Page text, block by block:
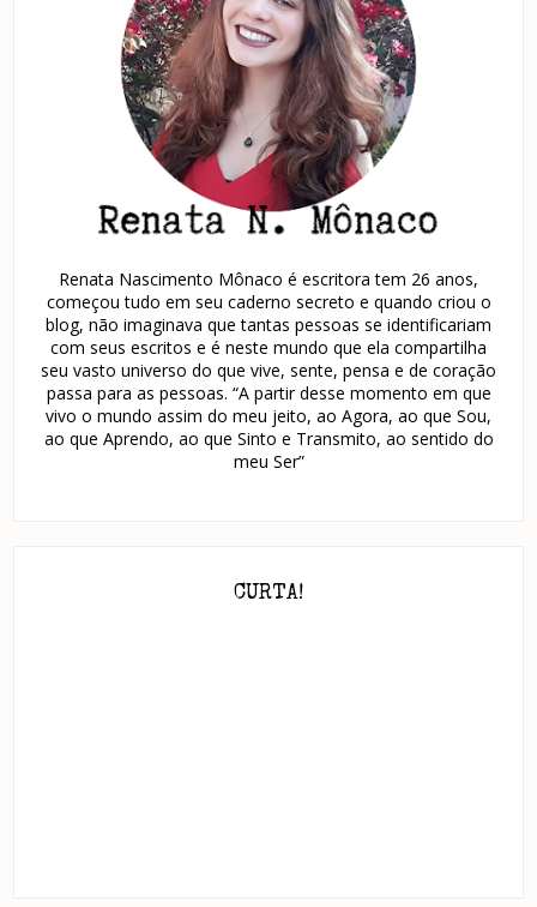
Renata Nascimento Mônaco é escritora tem 26 anos,
começou tudo em seu caderno secreto e quando criou o
blog, não imaginava que tantas pessoas se identificariam
com seus escritos e é neste mundo que ela compartilha
seu vasto universo do que vive, sente, pensa e de coração
passa para as pessoas. “A partir desse momento em que
vivo o mundo assim do meu jeito, ao Agora, ao que Sou,
ao que Aprendo, ao que Sinto e Transmito, ao sentido do
meu Ser”
CURTA!